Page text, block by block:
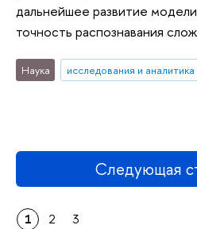
дальнейшее развитие
точность распознавания
Наука исследования и аналитика
Следующая
1 2 3